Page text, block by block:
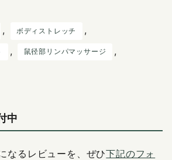
, ボディストレッチ ,
, 鼠径部リンパマッサージ ,
中
なるレビューを、ぜひ下記のフォ